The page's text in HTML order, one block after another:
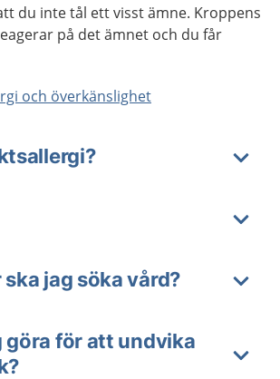
du inte tål ett visst ämne. Kroppens
på det ämnet och du får
och överkänslighet
jag söka vård?
göra för att undvika